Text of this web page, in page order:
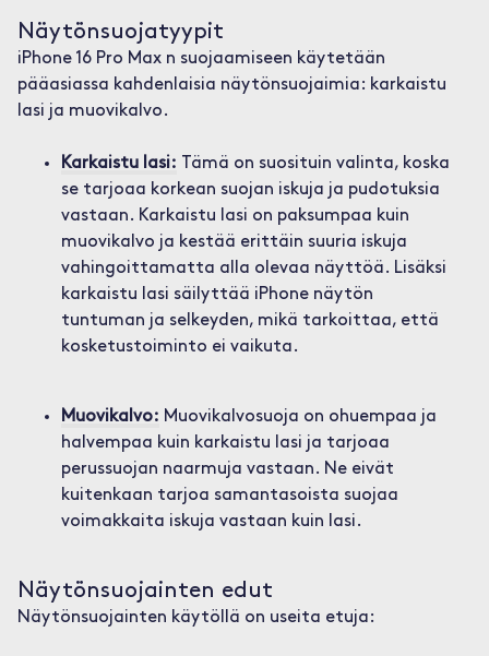
Näytönsuojatyypit
iPhone 16 Pro Max n suojaamiseen käytetään
pääasiassa kahdenlaisia näytönsuojaimia: karkaistu
lasi ja muovikalvo.
Karkaistu lasi: Tämä on suosituin valinta, koska
se tarjoaa korkean suojan iskuja ja pudotuksia
vastaan. Karkaistu lasi on paksumpaa kuin
muovikalvo ja kestää erittäin suuria iskuja
vahingoittamatta alla olevaa näyttöä. Lisäksi
karkaistu lasi säilyttää iPhone näytön
tuntuman ja selkeyden, mikä tarkoittaa, että
kosketustoiminto ei vaikuta.
Muovikalvo: Muovikalvosuoja on ohuempaa ja
halvempaa kuin karkaistu lasi ja tarjoaa
perussuojan naarmuja vastaan. Ne eivät
kuitenkaan tarjoa samantasoista suojaa
voimakkaita iskuja vastaan kuin lasi.
Näytönsuojainten edut
Näytönsuojainten käytöllä on useita etuja: